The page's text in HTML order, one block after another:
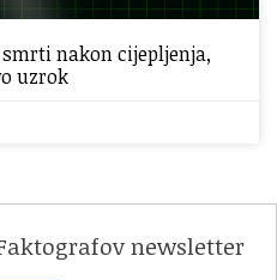
nakon cijepljenja,
uzrok
newsletter